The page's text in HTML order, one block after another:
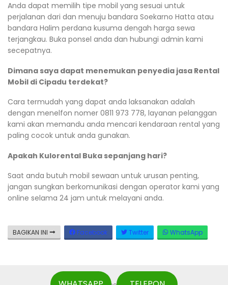
Anda dapat memilih tipe mobil yang sesuai untuk
perjalanan dari dan menuju bandara Soekarno Hatta atau
bandara Halim perdana kusuma dengah harga sewa
terjangkau. Buka ponsel anda dan hubungi admin kami
secepatnya.
Dimana saya dapat menemukan penyedia jasa Rental
Mobil di Cipadu terdekat?
Cara termudah yang dapat anda laksanakan adalah
dengan menelfon nomer 0811 973 778, layanan pelanggan
kami akan memandu anda mencari kendaraan rental yang
paling cocok untuk anda gunakan.
Apakah Kulorental Buka sepanjang hari?
Saat anda butuh mobil sewaan untuk urusan penting,
jangan sungkan berkomunikasi dengan operator kami yang
online selama 24 jam untuk melayani anda.
BAGIKAN INI Facebook Twitter WhatsApp